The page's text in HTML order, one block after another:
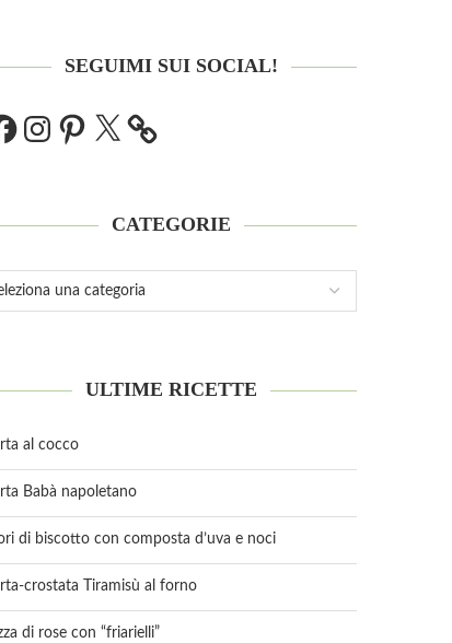
SEGUIMI SUI SOCIAL!
CATEGORIE
ULTIME RICETTE
al cocco
Babà napoletano
di biscotto con composta d’uva e noci
crostata Tiramisù al forno
di rose con “friarielli”